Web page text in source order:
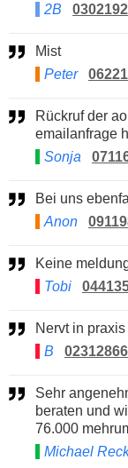
2B
Mist
Peter
Rückruf der aok baden-württemberg auf eine
emailanfrage
Sonja
Bei uns
Anon
Keine
Tobi
Nervt in praxis
B
Sehr angenehm, konnten uns sehr gut beim Marketing
beraten und
76.000
Michael